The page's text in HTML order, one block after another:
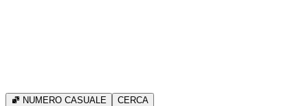
NUMERO CASUALE CERCA